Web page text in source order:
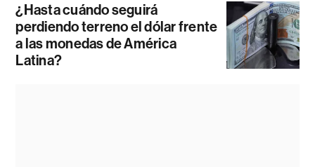
¿Hasta cuándo seguirá
perdiendo terreno el dólar frente
a las monedas de América
Latina?